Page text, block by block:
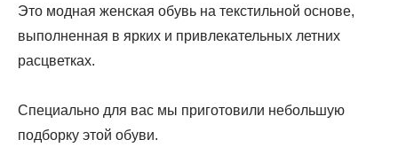
Это модная женская обувь на текстильной основе,
выполненная в ярких и привлекательных летних
расцветках.
Специально для вас мы приготовили небольшую
подборку этой обуви.